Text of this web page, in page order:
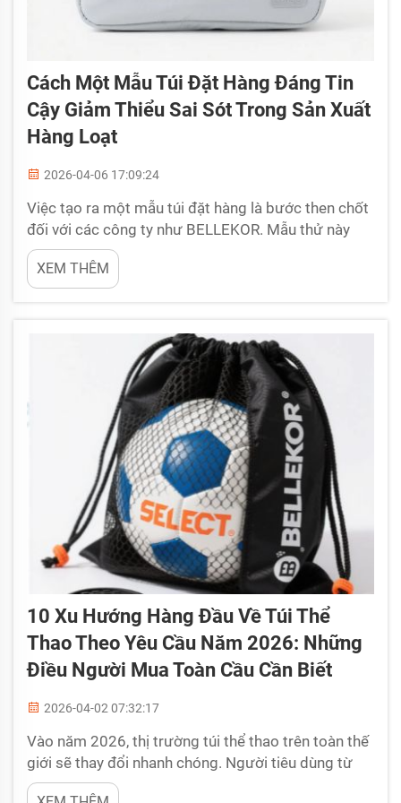
Cách Một Mẫu Túi Đặt Hàng Đáng Tin
Cậy Giảm Thiểu Sai Sót Trong Sản Xuất
Hàng Loạt
2026-04-06 17:09:24
Việc tạo ra một mẫu túi đặt hàng là bước then chốt
đối với các công ty như BELLEKOR. Mẫu thử này
giống như một bản mẫu hoặc phiên bản thử nghiệm
của sản phẩm. Khi bạn có được một mẫu tốt, nó sẽ
giúp mọi người hiểu rõ hình dáng và cách thức hoạt
XEM THÊM
10 Xu Hướng Hàng Đầu Về Túi Thể
Thao Theo Yêu Cầu Năm 2026: Những
Điều Người Mua Toàn Cầu Cần Biết
2026-04-02 07:32:17
Vào năm 2026, thị trường túi thể thao trên toàn thế
giới sẽ thay đổi nhanh chóng. Người tiêu dùng từ
khắp nơi đang tìm kiếm những phong cách mới mẻ